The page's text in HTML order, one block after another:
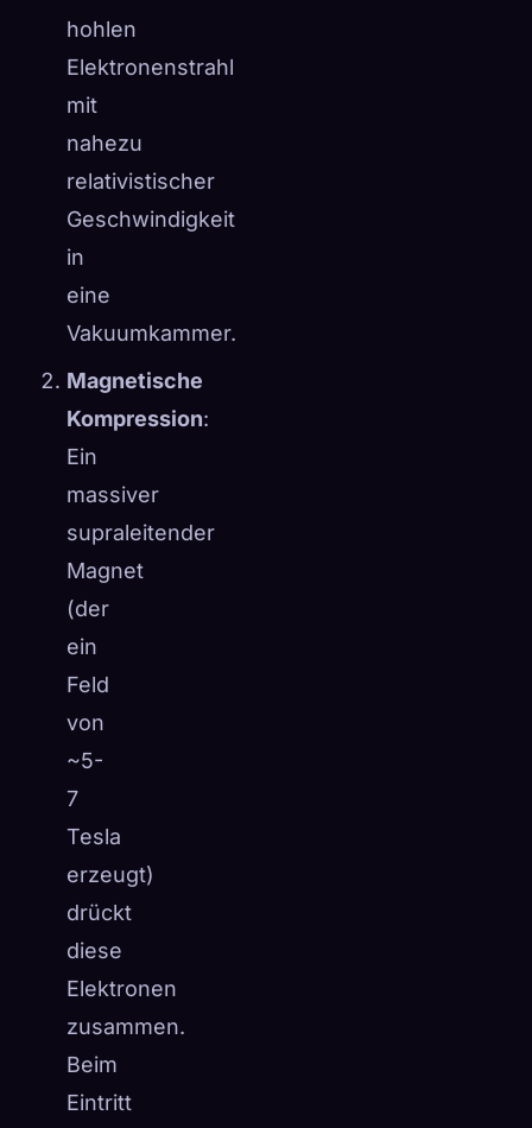
hohlen
Elektronenstrahl
mit
nahezu
relativistischer
Geschwindigkeit
in
eine
Vakuumkammer.
Magnetische
Kompression:
Ein
massiver
supraleitender
Magnet
(der
ein
Feld
von
~5-
7
Tesla
erzeugt)
drückt
diese
Elektronen
zusammen.
Beim
Eintritt